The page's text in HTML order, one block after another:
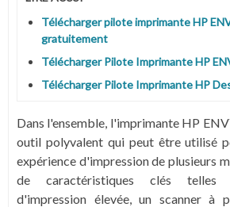
Télécharger pilote imprimante HP
gratuitement
Télécharger Pilote Imprimante HP
Télécharger Pilote Imprimante HP
Dans l'ensemble, l'imprimante HP
outil polyvalent qui peut être utilisé
expérience d'impression de plusieurs
de caractéristiques clés telles
d'impression élevée, un scanner à